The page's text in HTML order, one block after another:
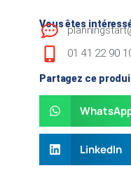
Vous êtes
01 41 22 90
Partagez ce
LinkedIn